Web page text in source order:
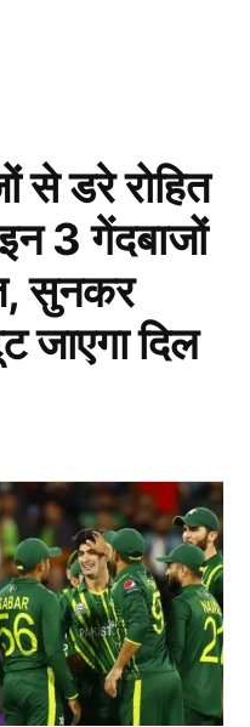
से डरे रोहित
3 गेंदबाजों
सुनकर
जाएगा दिल